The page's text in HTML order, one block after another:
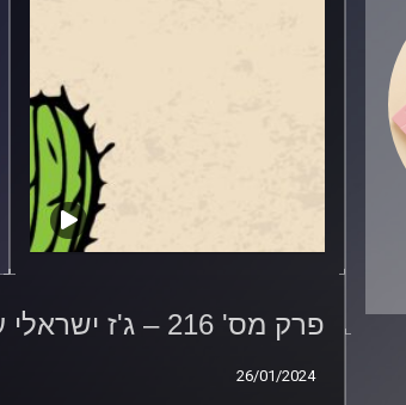
פרק מס' 216 – ג'ז ישראלי עם שרון מנצור
26/01/2024